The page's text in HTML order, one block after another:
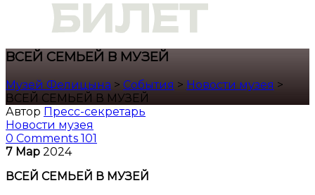
ВСЕЙ СЕМЬЕЙ В МУЗЕЙ
Музей Фелицына > События > Новости музея >
ВСЕЙ СЕМЬЕЙ В МУЗЕЙ
Автор Пресс-секретарь
Новости музея
0 Comments 101
7 Мар 2024
ВСЕЙ СЕМЬЕЙ В МУЗЕЙ